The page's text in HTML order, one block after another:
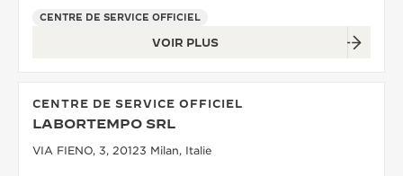
CENTRE DE SERVICE OFFICIEL
VOIR PLUS
CENTRE DE SERVICE OFFICIEL
LABORTEMPO SRL
VIA FIENO, 3, 20123 Milan, Italie